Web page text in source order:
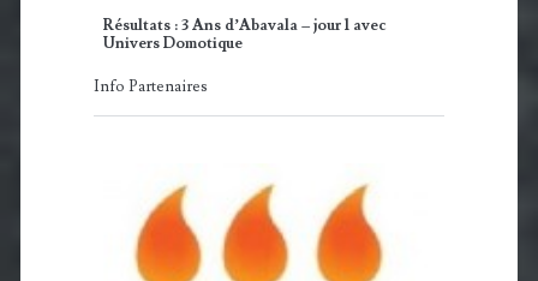
Résultats : 3 Ans d’Abavala – jour 1 avec
Univers Domotique
Info Partenaires